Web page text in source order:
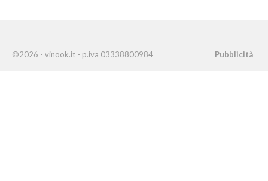
©2026 - vinook.it - p.iva 03338800984 Pubblicità